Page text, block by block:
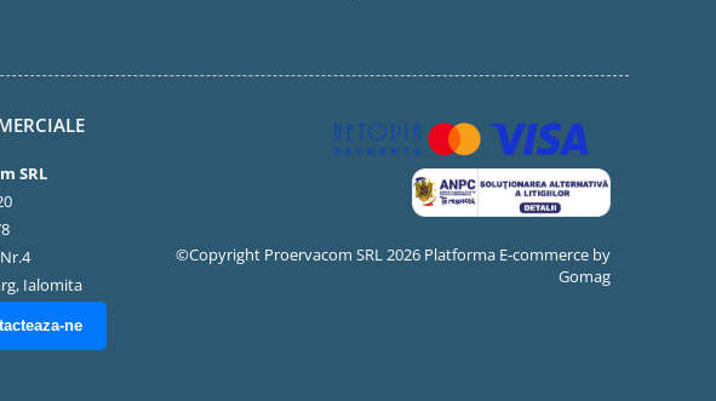
SRL
Ialomita
ne
©Copyright Proervacom SRL 2026 Platforma E-commerce by
Gomag